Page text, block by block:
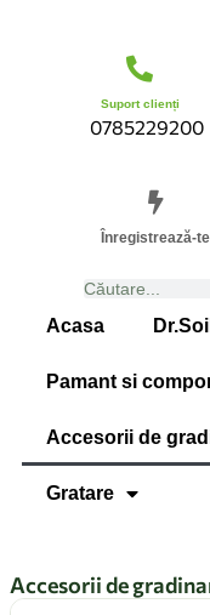
Suport clienți
0785229200
Înregistrează-te
Acasa Dr.Soil
Pamant si
Accesorii de
Gratare
Accesorii de